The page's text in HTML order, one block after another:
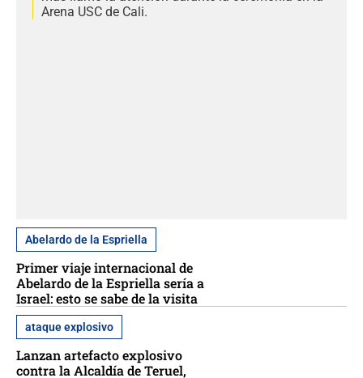
Arena USC de Cali.
Abelardo de la Espriella
Primer viaje internacional de
Abelardo de la Espriella sería a
Israel: esto se sabe de la visita
ataque explosivo
Lanzan artefacto explosivo
contra la Alcaldía de Teruel,